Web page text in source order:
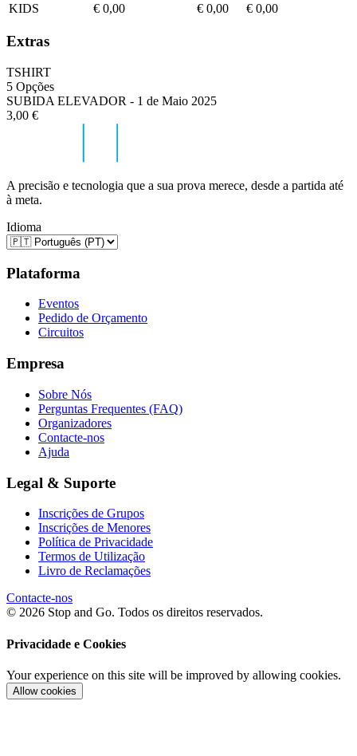
KIDS
€ 0,00 € 0,00 € 0,00
Extras
TSHIRT
5 Opções
SUBIDA ELEVADOR - 1 de Maio 2025
3,00 €
A precisão e tecnologia que a sua prova merece, desde a partida até
à meta.
Idioma
Plataforma
Eventos
Pedido de Orçamento
Circuitos
Empresa
Sobre Nós
Perguntas Frequentes (FAQ)
Organizadores
Contacte-nos
Ajuda
Legal & Suporte
Inscrições de Grupos
Inscrições de Menores
Política de Privacidade
Termos de Utilização
Livro de Reclamações
Contacte-nos
© 2026 Stop and Go. Todos os direitos reservados.
Privacidade e Cookies
Your experience on this site will be improved by allowing cookies.
Allow cookies